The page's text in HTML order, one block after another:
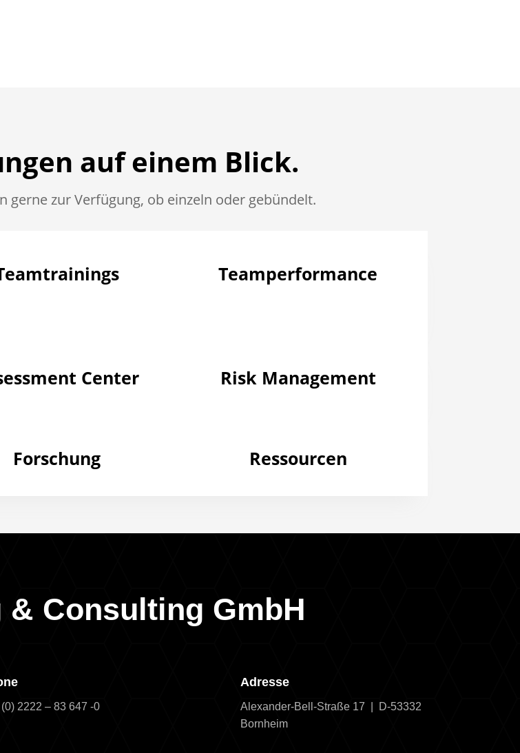
auf einem Blick.
gerne zur Verfügung, ob einzeln oder gebündelt.
Teamperformance
Center Risk Management
Forschung Ressourcen
& Consulting GmbH
2222 – 83 647 -0
Adresse
Alexander-Bell-Straße 17 | D-53332
Bornheim